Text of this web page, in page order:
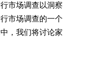
市场调查以洞察
市场调查的一个
，我们将讨论家